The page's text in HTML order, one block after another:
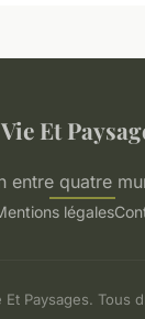
Vie Et
entre quatre
légales
Paysages. Tous